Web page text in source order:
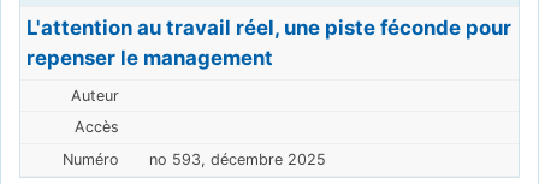
L'attention au travail réel, une piste féconde pour
repenser le management
no 593, décembre 2025